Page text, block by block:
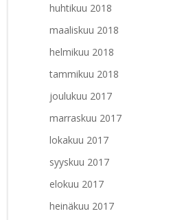
huhtikuu 2018
maaliskuu 2018
helmikuu 2018
tammikuu 2018
joulukuu 2017
marraskuu 2017
lokakuu 2017
syyskuu 2017
elokuu 2017
heinäkuu 2017